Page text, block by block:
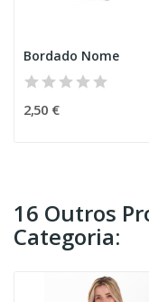
Bordado Nome
2,50 €
16 Outros
Categoria: